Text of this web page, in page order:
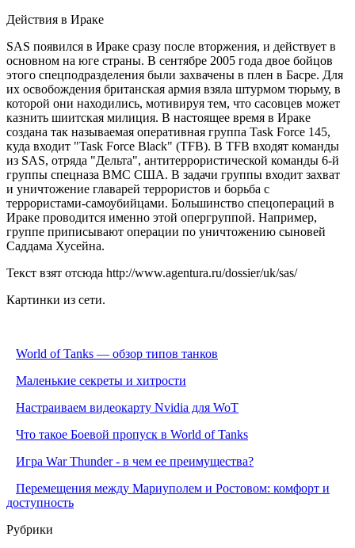
Действия в Ираке
SAS появился в Ираке сразу после вторжения, и действует в
основном на юге страны. В сентябре 2005 года двое бойцов
этого спецподразделения были захвачены в плен в Басре. Для
их освобождения британская армия взяла штурмом тюрьму, в
которой они находились, мотивируя тем, что сасовцев может
казнить шиитская милиция. В настоящее время в Ираке
создана так называемая оперативная группа Task Force 145,
куда входит "Task Force Black" (TFB). В TFB входят команды
из SAS, отряда "Дельта", антитеррористической команды 6-й
группы спецназа ВМС США. В задачи группы входит захват
и уничтожение главарей террористов и борьба с
террористами-самоубийцами. Большинство спецопераций в
Ираке проводится именно этой опергруппой. Например,
группе приписывают операции по уничтожению сыновей
Саддама Хусейна.
Текст взят отсюда http://www.agentura.ru/dossier/uk/sas/
Картинки из сети.
World of Tanks — обзор типов танков
Маленькие секреты и хитрости
Настраиваем видеокарту Nvidia для WoT
Что такое Боевой пропуск в World of Tanks
Игра War Thunder - в чем ее преимущества?
Перемещения между Мариуполем и Ростовом: комфорт и
доступность
Рубрики